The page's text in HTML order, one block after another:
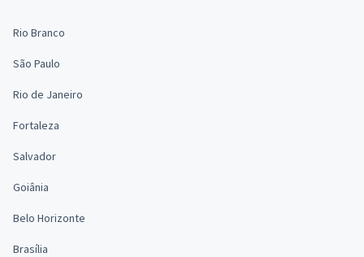
Rio Branco
São Paulo
Rio de Janeiro
Fortaleza
Salvador
Goiânia
Belo Horizonte
Brasília